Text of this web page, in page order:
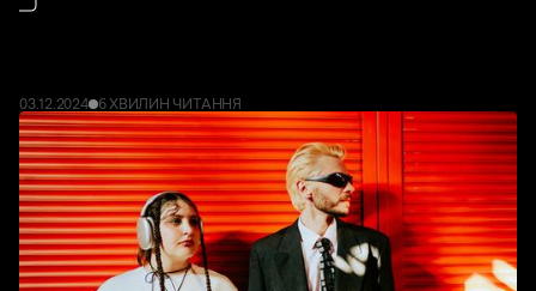
03. 12 2024 6 ХВИЛИН ЧИТАННЯ